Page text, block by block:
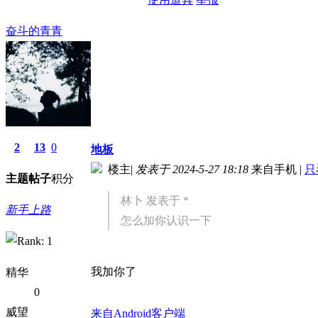
奋斗的青青
2
主题
13
帖子
0
积分
新手上路
精华
0
威望
地板
楼主| 发表于 2024-5-27 18:18 来自手机 |
林卜 发表于 *
怎么加你认识一下
我加你了
来自Android客户端